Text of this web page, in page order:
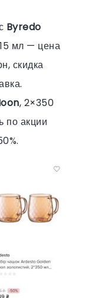
Byredo
мл — цена
скидка
, 2×350
по акции